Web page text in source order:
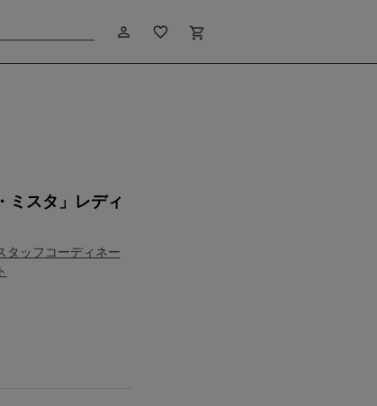
person_outline favorite_border shopping_cart
ミスタ」レディ
タッフコーディネー
ト